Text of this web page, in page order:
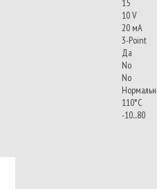
10 V
20 мА
3-Point
Да
No
No
110°С
-10...80